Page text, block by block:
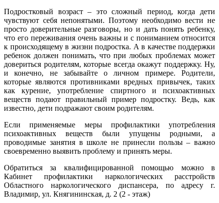
Подростковый возраст – это сложный период, когда дети
чувствуют себя непонятыми. Поэтому необходимо вести не
просто доверительные разговоры, но и дать понять ребенку,
что его переживания очень важны и с пониманием относится
к происходящему в жизни подростка. А в качестве поддержки
ребенок должен понимать, что при любых проблемах может
довериться родителям, которые всегда окажут поддержку. Ну,
и конечно, не забывайте о личном примере. Родители,
которые являются противниками вредных привычек, таких
как курение, употребление спиртного и психоактивных
веществ подают правильный пример подростку. Ведь, как
известно, дети подражают своим родителям.
Если применяемые меры профилактики употребления
психоактивных веществ были упущены родными, а
проводимые занятия в школе не принесли пользы – важно
своевременно выявить проблему и принять меры.
Обратиться за квалифицированной помощью можно в
Кабинет профилактики наркологических расстройств
Областного наркологического диспансера, по адресу г.
Владимир, ул. Княгининская, д. 2 (2 - этаж)